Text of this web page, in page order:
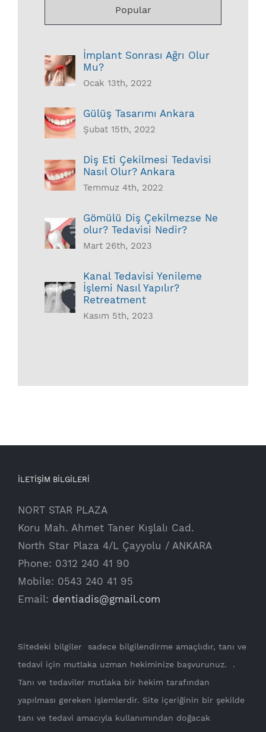
Popular
İmplant Sonrası Ağrı Olur
Mu?
Ocak 13th, 2022
Gülüş Tasarımı Ankara
Şubat 15th, 2022
Diş Eti Çekilmesi Tedavisi
Nasıl Olur? Ankara
Temmuz 4th, 2022
Gömülü Diş Çekilmezse Ne
olur? Tedavisi Nedir?
Mart 26th, 2023
Kanal Tedavisi Yenileme
İşlemi Nasıl Yapılır?
Retreatment
Kasım 5th, 2023
İLETİŞİM BİLGİLERİ
NORT STAR PLAZA
Koru Mah. Ahmet Taner Kışlalı Cad.
North Star Plaza 4/L Çayyolu / ANKARA
Phone: 0312 240 41 90
Mobile: 0543 240 41 95
Email: dentiadis@gmail.com
Sitedeki bilgiler sadece bilgilendirme amaçlıdır, tanı ve
tedavi için mutlaka uzman hekiminize başvurunuz. .
Tanı ve tedaviler mutlaka bir hekim tarafından
yapılması gereken işlemlerdir. Site içeriğinin bir şekilde
tanı ve tedavi amacıyla kullanımından doğacak